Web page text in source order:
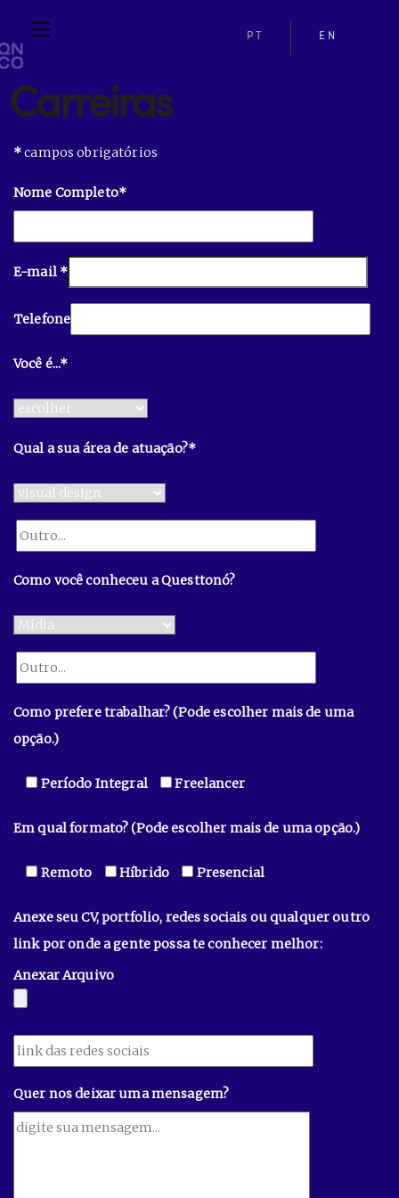
PT EN
Carreiras
*campos obrigatórios
Nome Completo*
E-mail *
Telefone
Você é...*
Qual a sua área de atuação?*
Como você conheceu a Questtonó?
Como prefere trabalhar? (Pode escolher mais de uma
opção.)
Período Integral Freelancer
Em qual formato? (Pode escolher mais de uma opção.)
Remoto Híbrido Presencial
Anexe seu CV, portfolio, redes sociais ou qualquer outro
link por onde a gente possa te conhecer melhor:
Anexar Arquivo
Quer nos deixar uma mensagem?